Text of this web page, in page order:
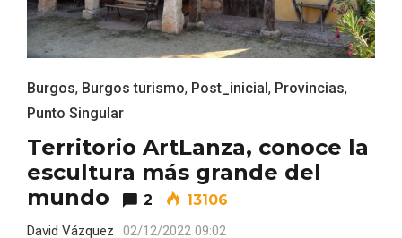
Burgos, Burgos turismo, Post_inicial, Provincias,
Punto Singular
Territorio ArtLanza, conoce la
escultura más grande del
mundo
2 13106
David Vázquez 02/12/2022 09:02
Recorre los fiordos leoneses en Riaño